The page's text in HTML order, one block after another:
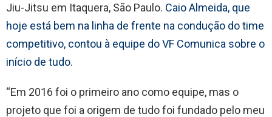
Jiu-Jitsu em Itaquera, São Paulo. Caio Almeida, que
hoje está bem na linha de frente na condução do time
competitivo, contou à equipe do VF Comunica sobre o
início de tudo.
“Em 2016 foi o primeiro ano como equipe, mas o
projeto que foi a origem de tudo foi fundado pelo meu